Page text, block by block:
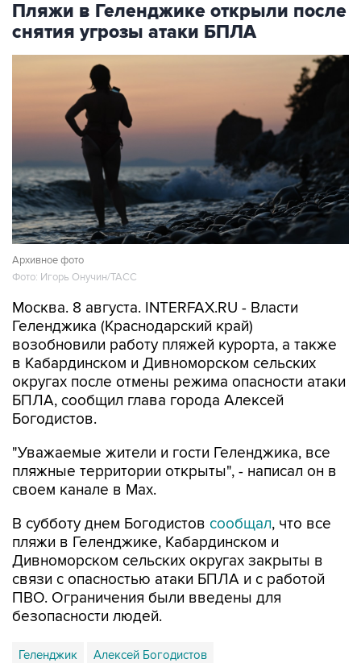
Пляжи в Геленджике открыли после
снятия угрозы атаки БПЛА
Архивное фото
Фото: Игорь Онучин/ТАСС
Москва. 8 августа. INTERFAX.RU - Власти
Геленджика (Краснодарский край)
возобновили работу пляжей курорта, а также
в Кабардинском и Дивноморском сельских
округах после отмены режима опасности атаки
БПЛА, сообщил глава города Алексей
Богодистов.
"Уважаемые жители и гости Геленджика, все
пляжные территории открыты", - написал он в
своем канале в Max.
В субботу днем Богодистов сообщал, что все
пляжи в Геленджике, Кабардинском и
Дивноморском сельских округах закрыты в
связи с опасностью атаки БПЛА и с работой
ПВО. Ограничения были введены для
безопасности людей.
Геленджик Алексей Богодистов